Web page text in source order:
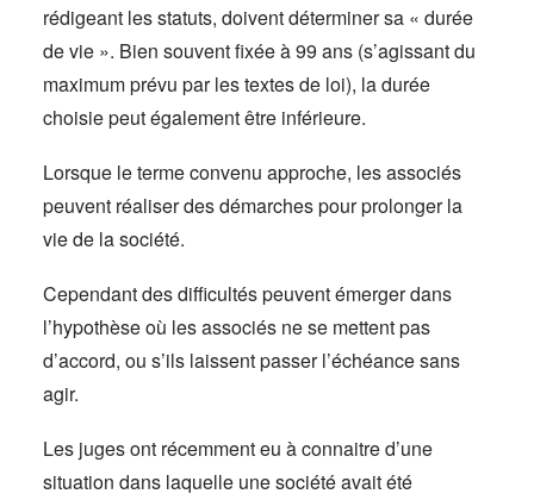
rédigeant les statuts, doivent déterminer sa « durée
de vie ». Bien souvent fixée à 99 ans (s’agissant du
maximum prévu par les textes de loi), la durée
choisie peut également être inférieure.
Lorsque le terme convenu approche, les associés
peuvent réaliser des démarches pour prolonger la
vie de la société.
Cependant des difficultés peuvent émerger dans
l’hypothèse où les associés ne se mettent pas
d’accord, ou s’ils laissent passer l’échéance sans
agir.
Les juges ont récemment eu à connaitre d’une
situation dans laquelle une société avait été